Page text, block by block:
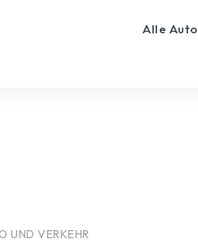
Alle
UND VERKEHR